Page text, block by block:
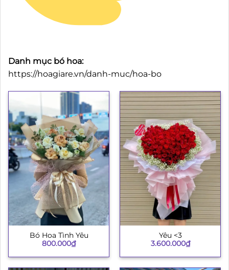
Danh mục bó hoa:
https://hoagiare.vn/danh-muc/hoa-bo
Bó Hoa Tình Yêu
800.000₫
Yêu <3
3.600.000₫